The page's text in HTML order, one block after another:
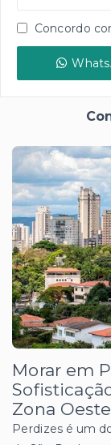
Concordo
Morar em
Zona Oeste
Perdizes é um